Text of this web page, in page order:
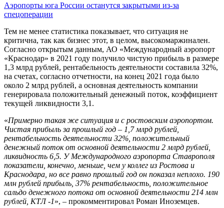
Аэропорты юга России останутся закрытыми из-за
спецоперации
Тем не менее статистика показывает, что ситуация не
критична, так как бизнес этот, в целом, высокомаржинален.
Согласно открытым данным, АО «Международный аэропорт
«Краснодар» в 2021 году получило чистую прибыль в размере
1,3 млрд рублей, рентабельность деятельности составила 32%,
на счетах, согласно отчетности, на конец 2021 года было
около 2 млрд рублей, а основная деятельность компании
генерировала положительный денежный поток, коэффициент
текущей ликвидности 3,1.
«Примерно такая же ситуация и с ростовским аэропортом.
Чистая прибыль за прошлый год – 1,7 млрд рублей,
рентабельность деятельности 32%, положительный
денежный поток от основной деятельности 2 млрд рублей,
ликвидность 6,5. У Международного аэропорта Ставрополя
показатели, конечно, меньше, чем у коллег из Ростова и
Краснодара, но все равно прошлый год он показал неплохо. 190
млн рублей прибыль, 37% рентабельность, положительное
сальдо денежного потока от основной деятельности 214 млн
рублей, КТЛ -1», – прокомментировал Роман Иноземцев.